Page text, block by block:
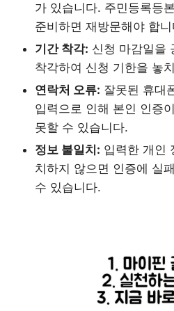
가 있습니다. 주민등록등
준비하면 재방문해야 합니
기간 착각: 신청 마감일을
착각하여 신청 기한을 놓
연락처 오류: 잘못된 휴대
입력으로 인해 본인 인증
못할 수 있습니다.
정보 불일치: 입력한 개인
치하지 않으면 인증에 실
수 있습니다.